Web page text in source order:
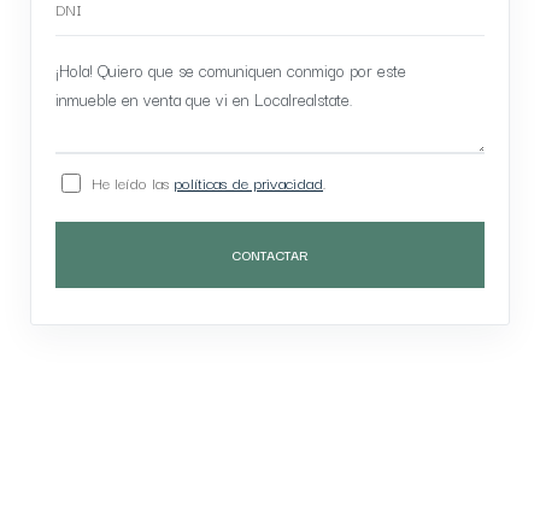
He leído las políticas de privacidad
CONTACTAR